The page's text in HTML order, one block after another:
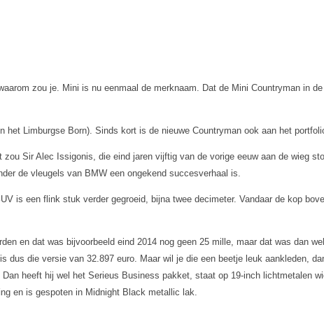
zou je. Mini is nu eenmaal de merknaam. Dat de Mini Countryman in
Limburgse Born). Sinds kort is de nieuwe Countryman ook aan het
Sir Alec Issigonis, die eind jaren vijftig van de vorige eeuw aan de wieg
de vleugels van BMW een ongekend succesverhaal is.
is een flink stuk verder gegroeid, bijna twee decimeter. Vandaar de kop
en dat was bijvoorbeeld eind 2014 nog geen 25 mille, maar dat was dan
die versie van 32.897 euro. Maar wil je die een beetje leuk aankleden,
heeft hij wel het Serieus Business pakket, staat op 19-inch lichtmetalen
en is gespoten in Midnight Black metallic lak.